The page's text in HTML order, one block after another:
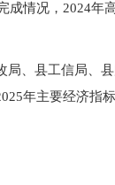
成情况，2024
局、县工信局、
年主要经济指标